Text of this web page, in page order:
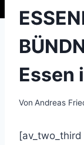
Essen
Von Andreas